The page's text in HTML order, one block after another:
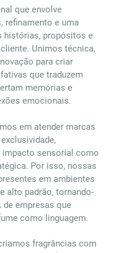
que envolve
refinamento e uma
histórias, propósitos e
Unimos técnica,
para criar
que traduzem
memórias e
emocionais.
em atender marcas
sensorial como
Por isso, nossas
em ambientes
alto padrão, tornando-
de empresas que
como linguagem.
fragrâncias com